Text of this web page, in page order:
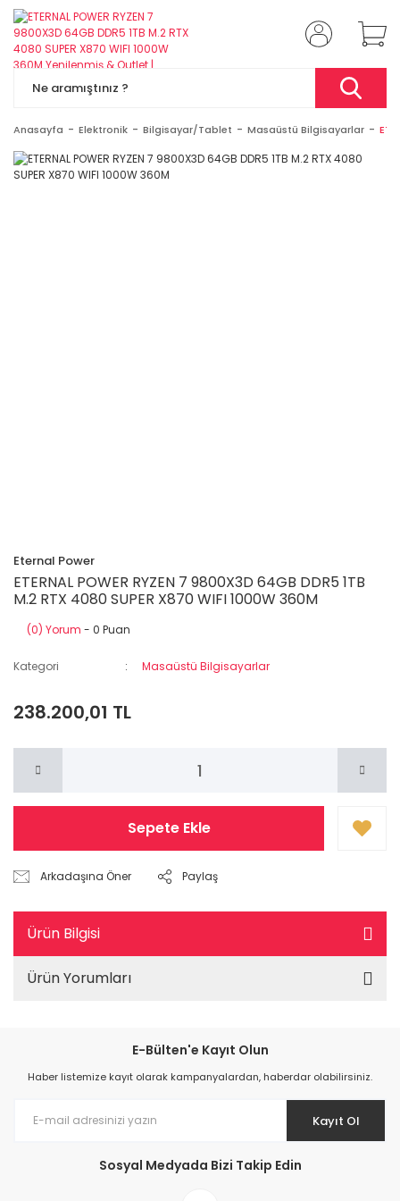
Anasayfa Elektronik Bilgisayar/Tablet Masaüstü Bilgisayarlar
Eternal Power
ETERNAL POWER RYZEN 7 9800X3D 64GB DDR5 1TB
M.2 RTX 4080 SUPER X870 WIFI 1000W 360M
(0) Yorum - 0 Puan
Kategori Masaüstü Bilgisayarlar
238.200,01 TL
Sepete Ekle
Arkadaşına Öner Paylaş
Ürün Bilgisi
Ürün Yorumları
E-Bülten'e Kayıt Olun
Haber listemize kayıt olarak kampanyalardan, haberdar olabilirsiniz.
Kayıt Ol
Sosyal Medyada Bizi Takip Edin